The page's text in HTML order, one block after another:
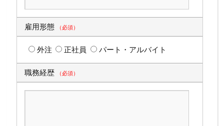
雇用形態 （必須）
外注 正社員 パート・アルバイト
職務経歴 （必須）